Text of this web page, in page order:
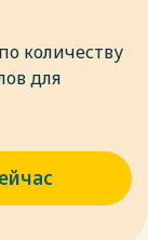
количеству
для